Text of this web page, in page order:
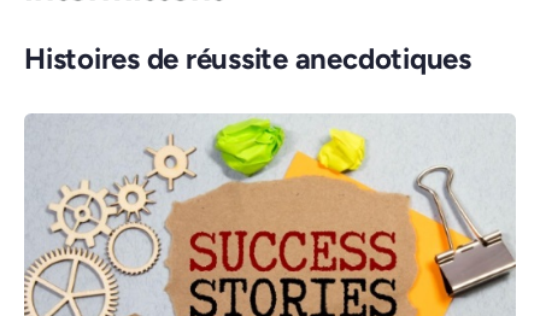
Histoires de réussite anecdotiques